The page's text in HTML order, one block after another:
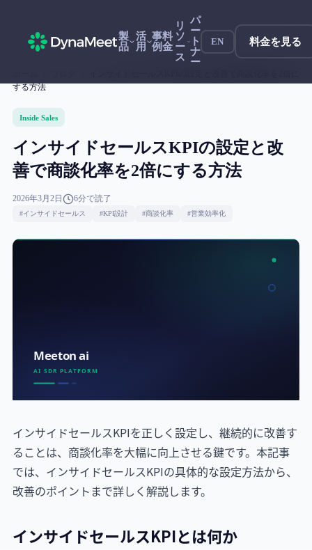
製
品
活
用
事
例
料
金
リ
ソ
ー
ス
パ
ー
ト
ナ
ー
EN 料金を見る
する方法
Inside Sales
インサイドセールスKPIの設定と改
善で商談化率を2倍にする方法
2026年3月2日 6分で読了
#インサイドセールス #KPI設計 #商談化率 #営業効率化
インサイドセールスKPIを正しく設定し、継続的に改善す
ることは、商談化率を大幅に向上させる鍵です。本記事
では、インサイドセールスKPIの具体的な設定方法から、
改善のポイントまで詳しく解説します。
インサイドセールスKPIとは何か